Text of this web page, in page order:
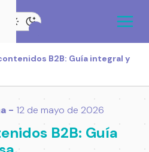
B2B: Guía integral y
- 12 de mayo de 2026
B2B: Guía